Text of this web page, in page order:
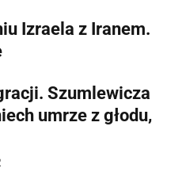
Izraela z Iranem.
Szumlewicza
umrze z głodu,